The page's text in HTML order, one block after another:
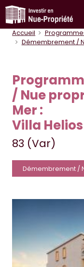
Accueil
Démembrement /
/ Nue
Mer :
Villa Helios
83 (Var)
Démembrement /